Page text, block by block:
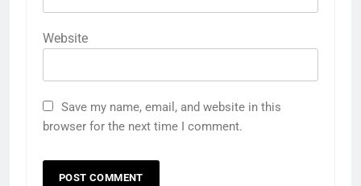
Website
Save my name, email, and website in this
browser for the next time I comment.